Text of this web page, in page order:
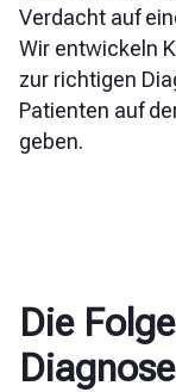
Verdacht auf
Wir entwickeln
zur richtigen
Patienten auf
geben.
Die
Diagnose